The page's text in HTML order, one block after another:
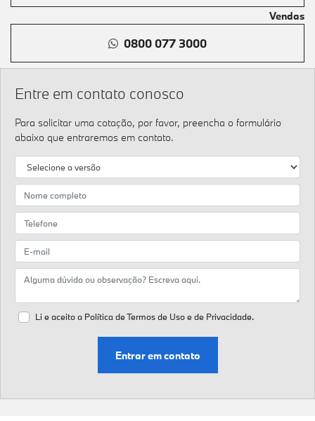
Entre em contato conosco
Para solicitar uma cotação, por favor, preencha o formulário
abaixo que entraremos em contato.
Li e aceito a Política de Termos de Uso e de Privacidade.
Entrar em contato
Vendas
0800 077 3000